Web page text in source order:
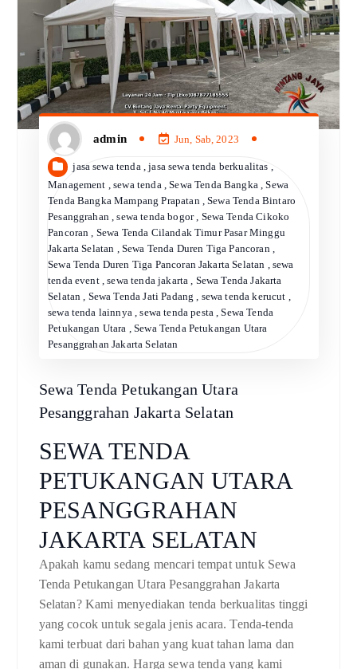
admin Jun, Sab, 2023
jasa sewa tenda,jasa sewa tenda berkualitas ,
Management ,sewa tenda ,Sewa Tenda Bangka ,Sewa
Tenda Bangka Mampang Prapatan ,Sewa Tenda Bintaro
Pesanggrahan ,sewa tenda bogor, Sewa Tenda Cikoko
Pancoran
Sewa Tenda Cilandak Timur Pasar Minggu
Jakarta Selatan
Sewa Tenda Duren Tiga Pancoran
Sewa Tenda Duren Tiga Pancoran Jakarta Selatan
sewa
tenda event,sewa tenda jakarta
Sewa Tenda Jakarta
Selatan
Sewa Tenda Jati Padang sewa tenda kerucut
sewa tenda lainnya ,sewa tenda pesta ,Sewa Tenda
Petukangan Utara
,Sewa Tenda Petukangan Utara
Pesanggrahan Jakarta Selatan
Sewa Tenda Petukangan Utara
Pesanggrahan Jakarta Selatan
SEWA TENDA
PETUKANGAN UTARA
PESANGGRAHAN
JAKARTA SELATAN
Apakah kamu sedang mencari tempat untuk Sewa
Tenda Petukangan Utara Pesanggrahan Jakarta
Selatan? Kami menyediakan tenda berkualitas tinggi
yang cocok untuk segala jenis acara. Tenda-tenda
kami terbuat dari bahan yang kuat tahan lama dan
aman di gunakan. Harga sewa tenda yang kami